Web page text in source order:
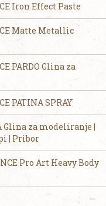
Iron Effect Paste
Matte Metallic
PARDO Glina za
PATINA SPRAY
Glina za modeliranje |
| Pribor
Pro Art Heavy Body